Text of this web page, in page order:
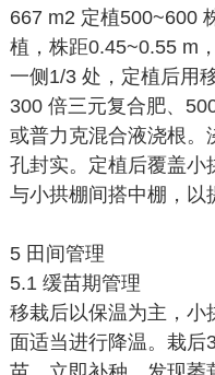
667 m2 定植500~600
植，株距0.45~0.55 m
一侧1/3 处，定植后用
300 倍三元复合肥、
或普力克混合液浇根。
孔封实。定植后覆盖小
与小拱棚间搭中棚，以
5 田间管理
5.1 缓苗期管理
移栽后以保温为主，
面适当进行降温。栽